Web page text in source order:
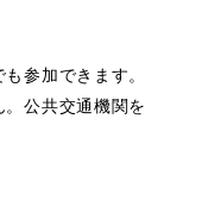
参加できます。
公共交通機関を